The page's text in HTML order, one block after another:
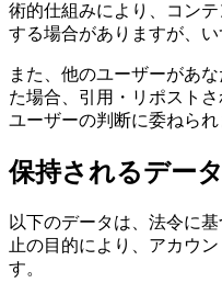
術的仕組みにより、コン
する場合がありますが、い
また、他のユーザーがあ
た場合、引用・リポスト
ユーザーの判断に委ねられ
保持されるデータ
以下のデータは、法令に
止の目的により、アカウ
す。